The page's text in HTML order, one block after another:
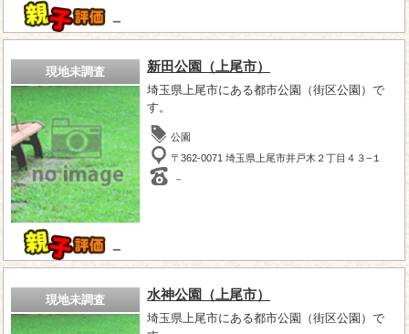
－
現地未調査
－
新田公園（上尾市）
埼玉県上尾市にある都市公園（街区公園）で
す。
公園
〒362-0071 埼玉県上尾市井戸木２丁目４３−１
－
現地未調査 水神公園（上尾市）
埼玉県上尾市にある都市公園（街区公園）で